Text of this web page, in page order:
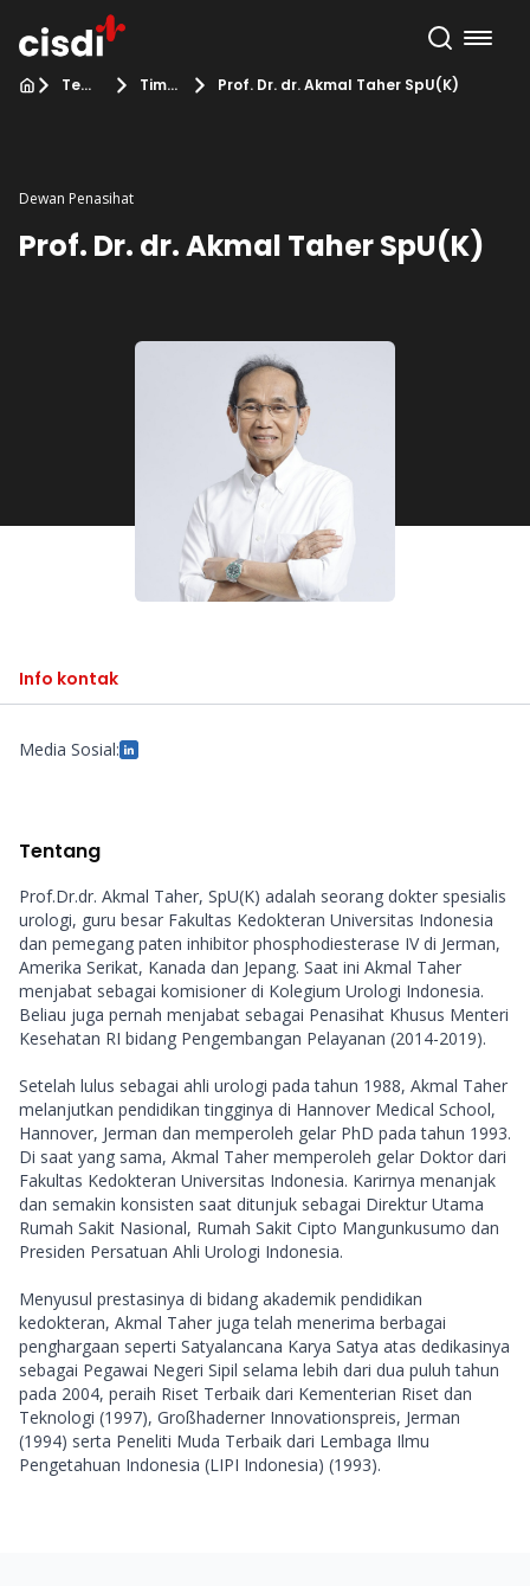
Tentang Kami Tim Kami Prof. Dr. dr. Akmal Taher SpU(K)
Dewan Penasihat
Prof. Dr. dr. Akmal Taher SpU(K)
Info kontak
Media Sosial:
Tentang
Prof.Dr.dr. Akmal Taher, SpU(K) adalah seorang dokter spesialis
urologi, guru besar Fakultas Kedokteran Universitas Indonesia
dan pemegang paten inhibitor phosphodiesterase IV di Jerman,
Amerika Serikat, Kanada dan Jepang. Saat ini Akmal Taher
menjabat sebagai komisioner di Kolegium Urologi Indonesia.
Beliau juga pernah menjabat sebagai Penasihat Khusus Menteri
Kesehatan RI bidang Pengembangan Pelayanan (2014-2019).
Setelah lulus sebagai ahli urologi pada tahun 1988, Akmal Taher
melanjutkan pendidikan tingginya di Hannover Medical School,
Hannover, Jerman dan memperoleh gelar PhD pada tahun 1993.
Di saat yang sama, Akmal Taher memperoleh gelar Doktor dari
Fakultas Kedokteran Universitas Indonesia. Karirnya menanjak
dan semakin konsisten saat ditunjuk sebagai Direktur Utama
Rumah Sakit Nasional, Rumah Sakit Cipto Mangunkusumo dan
Presiden Persatuan Ahli Urologi Indonesia.
Menyusul prestasinya di bidang akademik pendidikan
kedokteran, Akmal Taher juga telah menerima berbagai
penghargaan seperti Satyalancana Karya Satya atas dedikasinya
sebagai Pegawai Negeri Sipil selama lebih dari dua puluh tahun
pada 2004, peraih Riset Terbaik dari Kementerian Riset dan
Teknologi (1997), Großhaderner Innovationspreis, Jerman
(1994) serta Peneliti Muda Terbaik dari Lembaga Ilmu
Pengetahuan Indonesia (LIPI Indonesia) (1993).